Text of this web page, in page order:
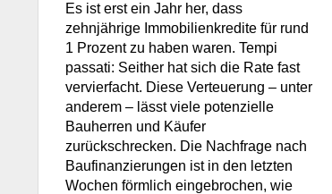
Es ist erst ein Jahr her, dass
zehnjährige Immobilienkredite für rund
1 Prozent zu haben waren. Tempi
passati: Seither hat sich die Rate fast
vervierfacht. Diese Verteuerung – unter
anderem – lässt viele potenzielle
Bauherren und Käufer
zurückschrecken. Die Nachfrage nach
Baufinanzierungen ist in den letzten
Wochen förmlich eingebrochen, wie